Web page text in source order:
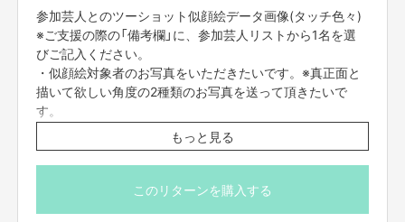
このプロジェクトでやりたいこと・やろうと思った理由
この「大喜利アート」は前回、多くのお客様が来られて皆様笑顔で帰られま
した！
声を出して笑う方もかなりいました！
皆様に喜んで頂けて展示会としては素晴らしいパフォーマンスがで
っております！
しかし、絵が売れず、ノーギャラの方も少なくありませんでした。
芸人も漫画家さんも皆さん本当に凄い方々に優しさで参加頂いております。
主催者としてプレイヤーの皆様になんとか、 ちゃんとしたギャラを払いたい
のです！！
その分ボクが皆様に絵を描きまくりますのでどうかご支援宜しくお願い致し
資金の使い方
・参加芸人へのギャラトータルで5万円
・FANY手数料（15%分）
参加芸人とのツーショット似顔絵データ画像(タッチ色々)
※ご支援の際の「備考欄」に、参加芸人リストから1名を選
びご記入ください。
・似顔絵対象者のお写真をいただきたいです。※真正面と
描いて欲しい角度の2種類のお写真を送って頂きたいで
す。
・写真はCrowdfundingのメッセージ機能にて、ギガファ
イル便で送っていただくようお願いします。
・完成した画像はCrowdfundingのメッセージ機能にて、
ギガファイル便でお送りさせていただきます。
もっと見る
このリターンを購入する